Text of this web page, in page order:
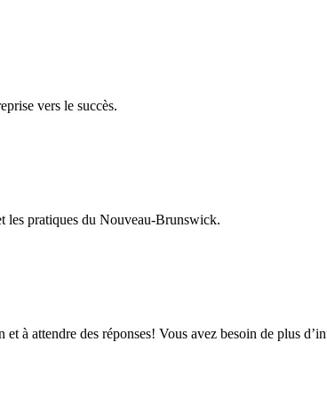
vers le succès.
les pratiques du Nouveau-Brunswick.
à attendre des réponses! Vous avez besoin de plus